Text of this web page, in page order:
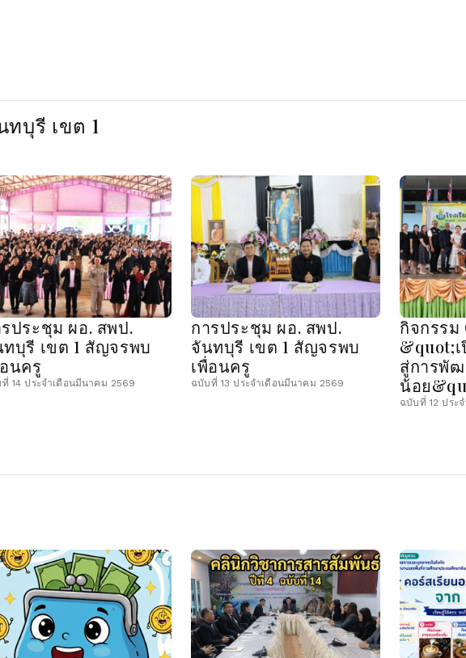
บุรี เขต 1
ประชุม ผอ. สพป.
บุรี เขต 1 สัญจรพบ
นครู
14 ประจำเดือนมีนาคม 2569
การประชุม ผอ. สพป.
จันทบุรี เขต 1 สัญจรพบ
เพื่อนครู
ฉบับที่ 13 ประจำเดือนมีนาคม 2569
กิจกรรม
&quot;
สู่การพั
น้อย
ฉบับที่ 12 ประ